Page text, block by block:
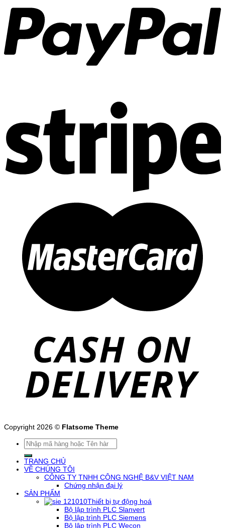
Copyright 2026 © Flatsome Theme
Tìm
kiếm:
TRANG CHỦ
VỀ CHÚNG TÔI
CÔNG TY TNHH CÔNG NGHỆ B&V VIỆT NAM
Chứng nhận đại lý
SẢN PHẨM
Thiết bị tự động hoá
Bộ lập trình PLC Slanvert
Bộ lập trình PLC Siemens
Bộ lập trình PLC Wecon